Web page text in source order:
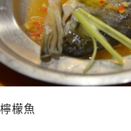
檸檬魚